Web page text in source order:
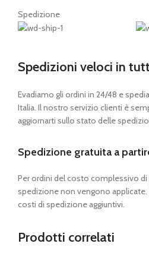
Spedizione
Spedizioni veloci in
Evadiamo gli ordini in 24/48 e
Italia. Il nostro servizio clienti è
aggiornarti sullo stato delle
Spedizione gratuita a
Per ordini del costo complessivo
spedizione non vengono applicate.
costi di spedizione aggiuntivi.
Prodotti correlati